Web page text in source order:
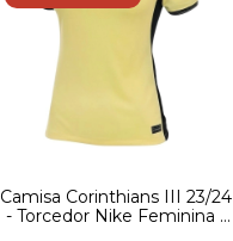
Camisa Corinthians III 23/24
- Torcedor Nike Feminina -